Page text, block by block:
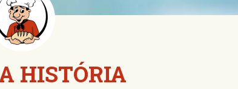
HISTÓRIA